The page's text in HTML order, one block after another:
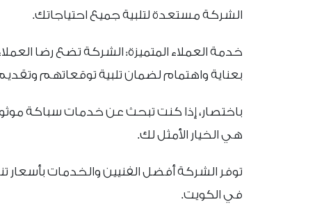
الشركة مستعدة لتلبية جميع احتياجاتك.
خدمة العملاء المتميزة: الشركة تضع رضا
بعناية واهتمام لضمان تلبية توقعاتهم
باختصار، إذا كنت تبحث عن خدمات سباكة
هي الخيار الأمثل لك.
توفر الشركة أفضل الفنيين والخدمات بأسعار
في الكويت.